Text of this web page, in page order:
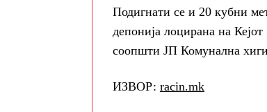
Подигнати се и 20 кубни
депонија лоцирана на
соопшти ЈП Комунална
ИЗВОР: racin.mk